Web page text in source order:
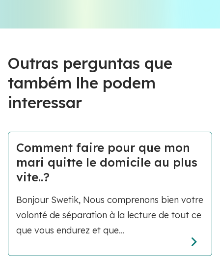
Outras perguntas que
também lhe podem
interessar
Comment faire pour que mon
mari quitte le domicile au plus
vite..?
Bonjour Swetik, Nous comprenons bien votre
volonté de séparation à la lecture de tout ce
que vous endurez et que...